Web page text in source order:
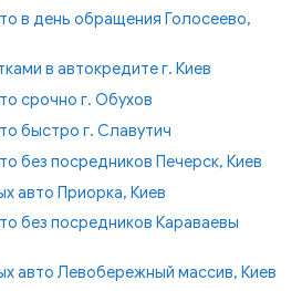
в день обращения Голосеево,
в автокредите г. Киев
срочно г. Обухов
быстро г. Славутич
без посредников Печерск, Киев
авто Приорка, Киев
без посредников Караваевы
авто Левобережный массив, Киев